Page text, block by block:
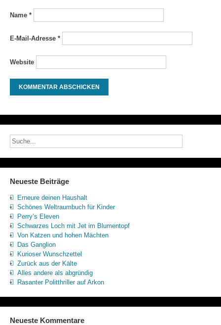
Name *
E-Mail-Adresse *
Website
Neueste Beiträge
Erneure deinen Haushalt
Schönes Weltraumbuch für Kinder
Perry’s Eleven
Schwarzes Loch mit Jet im Blumentopf
Von Katzen und hohen Mächten
Das Ganglion
Kurioser Wunschzettel
Zurück aus der Kälte
Alles andere als abgründig
Rasanter Politthriller auf Arkon
Neueste Kommentare